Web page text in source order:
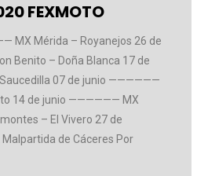
FEXMOTO
MX Mérida – Royanejos 26 de
Benito – Doña Blanca 17 de
07 de junio ——————
14 de junio —————— MX
– El Vivero 27 de
de Cáceres Por